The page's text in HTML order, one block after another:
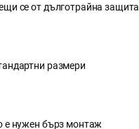
се от дълготрайна защита
размери
е нужен бърз монтаж